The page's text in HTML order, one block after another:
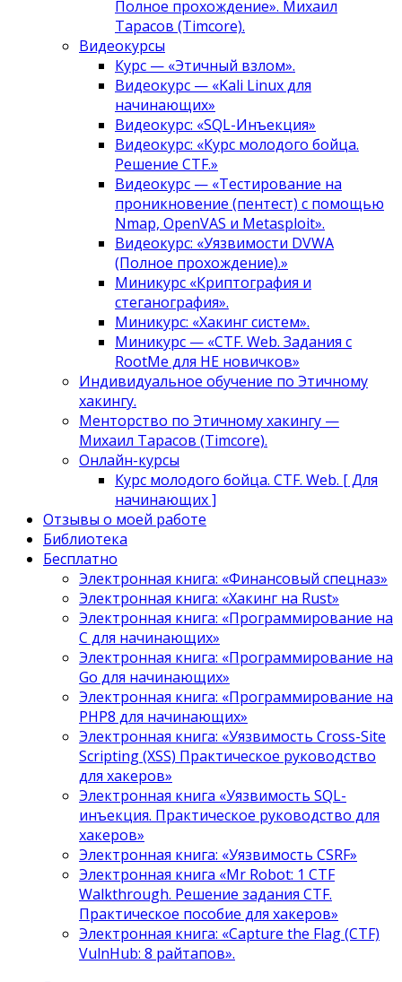
Полное прохождение». Михаил
Тарасов (Timcore).
Видеокурсы
Курс — «Этичный взлом».
Видеокурс — «Kali Linux для
начинающих»
Видеокурс: «SQL-Инъекция»
Видеокурс: «Курс молодого бойца.
Решение CTF.»
Видеокурс — «Тестирование на
проникновение (пентест) с помощью
Nmap, OpenVAS и Metasploit».
Видеокурс: «Уязвимости DVWA
(Полное прохождение).»
Миникурс «Криптография и
стеганография».
Миникурс: «Хакинг систем».
Миникурс — «CTF. Web. Задания с
RootMe для НЕ новичков»
Индивидуальное обучение по Этичному
хакингу.
Менторство по Этичному хакингу —
Михаил Тарасов (Timcore).
Онлайн-курсы
Курс молодого бойца. CTF. Web. [ Для
начинающих ]
Отзывы о моей работе
Библиотека
Бесплатно
Электронная книга: «Финансовый спецназ»
Электронная книга: «Хакинг на Rust»
Электронная книга: «Программирование на
C для начинающих»
Электронная книга: «Программирование на
Go для начинающих»
Электронная книга: «Программирование на
PHP8 для начинающих»
Электронная книга: «Уязвимость Cross-Site
Scripting (XSS) Практическое руководство
для хакеров»
Электронная книга «Уязвимость SQL-
инъекция. Практическое руководство для
хакеров»
Электронная книга: «Уязвимость CSRF»
Электронная книга «Mr Robot: 1 CTF
Walkthrough. Решение задания CTF.
Практическое пособие для хакеров»
Электронная книга: «Capture the Flag (CTF)
VulnHub: 8 райтапов».